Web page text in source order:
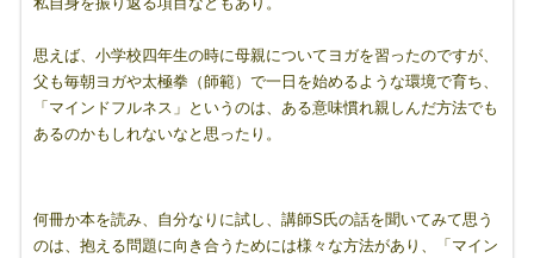
思えば、小学校四年生の時に母親についてヨガを習ったのですが、
父も毎朝ヨガや太極拳（師範）で一日を始めるような環境で育ち、
「マインドフルネス」というのは、ある意味慣れ親しんだ方法でも
あるのかもしれないなと思ったり。
何冊か本を読み、自分なりに試し、講師S氏の話を聞いてみて思う
のは、抱える問題に向き合うためには様々な方法があり、「マイン